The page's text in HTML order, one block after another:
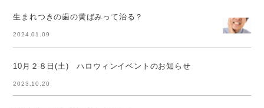
生まれつきの歯の黄ばみって治る？
2024.01.09
10月２８日(土) ハロウィンイベントのお知らせ
2023.10.20